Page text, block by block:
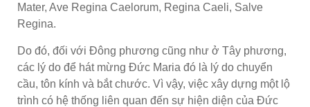
Mater, Ave Regina Caelorum, Regina Caeli, Salve
Regina.
Do đó, đối với Đông phương cũng như ở Tây phương,
các lý do để hát mừng Đức Maria đó là lý do chuyển
cầu, tôn kính và bắt chước. Vì vậy, việc xây dựng một lộ
trình có hệ thống liên quan đến sự hiện diện của Đức